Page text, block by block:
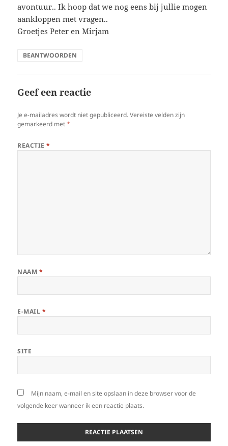
avontuur.. Ik hoop dat we nog eens bij jullie mogen
aankloppen met vragen..
Groetjes Peter en Mirjam
BEANTWOORDEN
Geef een reactie
Je e-mailadres wordt niet gepubliceerd. Vereiste velden zijn
gemarkeerd met*
REACTIE*
NAAM *
E-MAIL *
SITE
Mijn naam, e-mail en site opslaan in deze browser voor de
volgende keer wanneer ik een reactie plaats.